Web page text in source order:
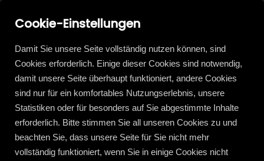
Cookie-Einstellungen
Damit Sie unsere Seite vollständig nutzen können, sind
Cookies erforderlich. Einige dieser Cookies sind notwendig,
damit unsere Seite überhaupt funktioniert, andere Cookies
sind nur für ein komfortables Nutzungserlebnis, unsere
Statistiken oder für besonders auf Sie abgestimmte Inhalte
erforderlich. Bitte stimmen Sie all unseren Cookies zu und
beachten Sie, dass unsere Seite für Sie nicht mehr
vollständig funktioniert, wenn Sie in einige Cookies nicht